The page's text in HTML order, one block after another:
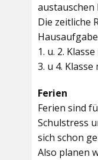
austauschen
Die zeitliche
1. u. 2.
3. u 4.
Ferien
Ferien sind
Schulstress
sich schon
Also planen